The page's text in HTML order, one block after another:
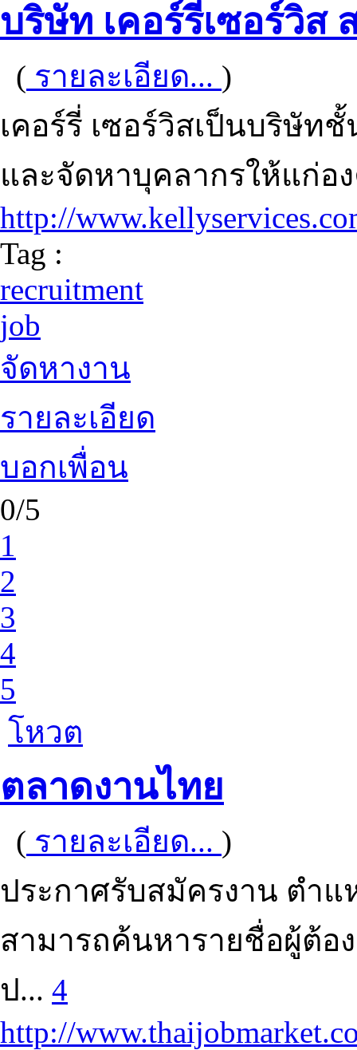
บริษัท เคอร์รี่เซอร์วิส
( รายละเอียด... )
เคอร์รี่ เซอร์วิสเป็นบริษัท
และจัดหาบุคลากรให้แก่อ
http://
Tag :
recruitment
job
จัดหางาน
รายละเอียด
บอกเพื่อน
0/5
1
2
3
4
5
โหวต
ตลาดงานไทย
( รายละเอียด... )
ประกาศรับสมัครงาน ตำแ
สามารถค้นหารายชื่อผู้ต้อ
ป... 4
http://